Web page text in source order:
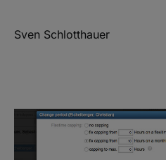
Sven Schlotthauer